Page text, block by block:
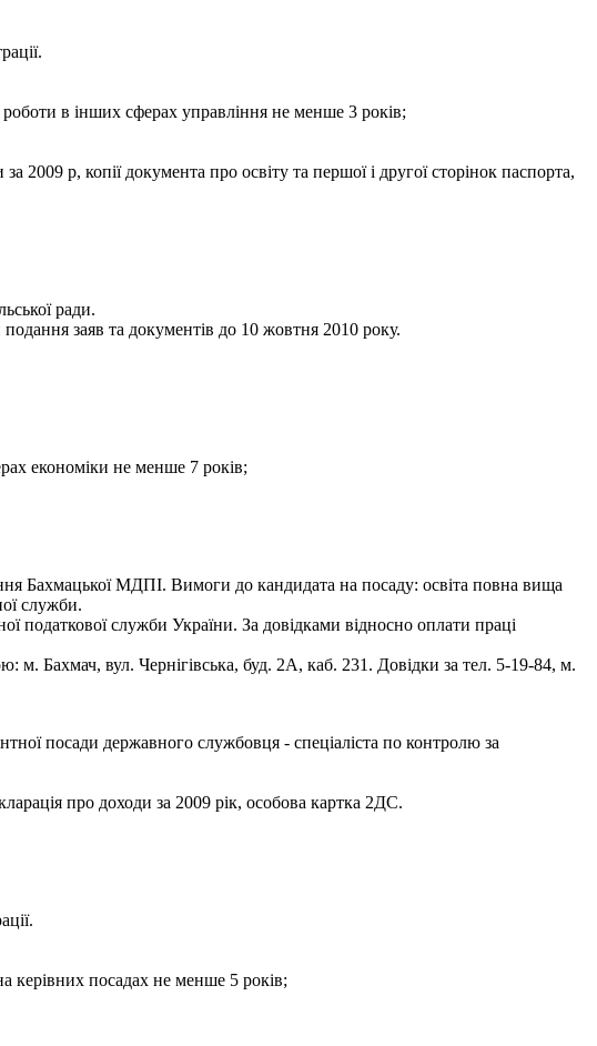
в інших сферах управління не менше 3 років;
р, копії документа про освіту та першої і другої сторінок паспорта,
ради.
заяв та документів до 10 жовтня 2010 року.
економіки не менше 7 років;
Бахмацької МДПІ. Вимоги до кандидата на посаду: освіта повна вища
служби.
податкової служби України. За довідками відносно оплати праці
м. Бахмач, вул. Чернігівська, буд. 2А, каб. 231. Довідки за тел. 5-19-84, м.
посади державного службовця - спеціаліста по контролю за
про доходи за 2009 рік, особова картка 2ДС.
керівних посадах не менше 5 років;